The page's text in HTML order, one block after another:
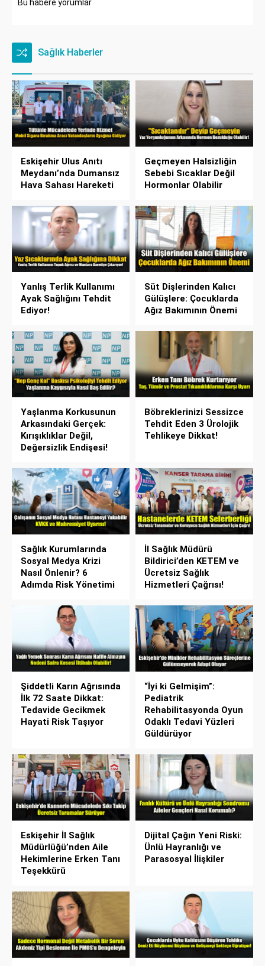
Bu habere yorumlar
Sağlık Haberler
Eskişehir Ulus Anıtı
Meydanı’nda Dumansız
Hava Sahası Hareketi
Geçmeyen Halsizliğin
Sebebi Sıcaklar Değil
Hormonlar Olabilir
Yanlış Terlik Kullanımı
Ayak Sağlığını Tehdit
Ediyor!
Süt Dişlerinden Kalıcı
Gülüşlere: Çocuklarda
Ağız Bakımının Önemi
Yaşlanma Korkusunun
Arkasındaki Gerçek:
Kırışıklıklar Değil,
Değersizlik Endişesi!
Böbreklerinizi Sessizce
Tehdit Eden 3 Ürolojik
Tehlikeye Dikkat!
Sağlık Kurumlarında
Sosyal Medya Krizi
Nasıl Önlenir? 6
Adımda Risk Yönetimi
İl Sağlık Müdürü
Bildirici’den KETEM ve
Ücretsiz Sağlık
Hizmetleri Çağrısı!
Şiddetli Karın Ağrısında
İlk 72 Saate Dikkat:
Tedavide Gecikmek
Hayati Risk Taşıyor
“İyi ki Gelmişim”:
Pediatrik
Rehabilitasyonda Oyun
Odaklı Tedavi Yüzleri
Güldürüyor
Eskişehir İl Sağlık
Müdürlüğü’nden Aile
Hekimlerine Erken Tanı
Teşekkürü
Dijital Çağın Yeni Riski:
Ünlü Hayranlığı ve
Parasosyal İlişkiler